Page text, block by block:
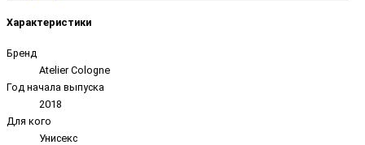
Характеристики
Бренд
Atelier Cologne
Год начала выпуска
2018
Для кого
Унисекс